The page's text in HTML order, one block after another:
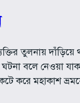
তুলনায় দাঁড়িয়ে
বলে নেওয়া
করে মহাকাশ